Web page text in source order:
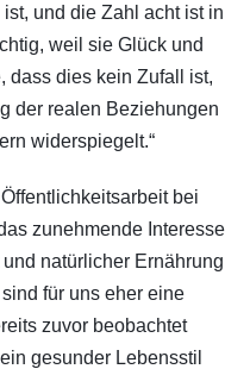
und die Zahl acht ist in
weil sie Glück und
dass dies kein Zufall ist,
der realen Beziehungen
widerspiegelt.“
bei
zunehmende Interesse
natürlicher Ernährung
für uns eher eine
zuvor beobachtet
gesunder Lebensstil